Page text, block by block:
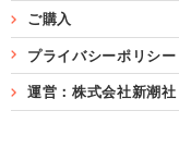
ご購入
プライバシーポリシー
運営：株式会社新潮社